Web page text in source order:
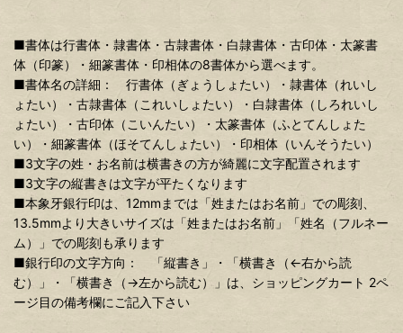
■書体は行書体・隷書体・古隷書体・白隷書体・古印体・太篆書
体（印篆）・細篆書体・印相体の8書体から選べます。
■書体名の詳細： 行書体（ぎょうしょたい）・隷書体（れいし
ょたい）・古隷書体（これいしょたい）・白隷書体（しろれいし
ょたい）・古印体（こいんたい）・太篆書体（ふとてんしょた
い）・細篆書体（ほそてんしょたい）・印相体（いんそうたい）
■3文字の姓・お名前は横書きの方が綺麗に文字配置されます
■3文字の縦書きは文字が平たくなります
■本象牙銀行印は、12mmまでは「姓またはお名前」での彫刻、
13.5mmより大きいサイズは「姓またはお名前」「姓名（フルネー
ム）」での彫刻も承ります
■銀行印の文字方向： 「縦書き」・「横書き（←右から読
む）」・「横書き（→左から読む）」は、ショッピングカート 2ペ
ージ目の備考欄にご記入下さい